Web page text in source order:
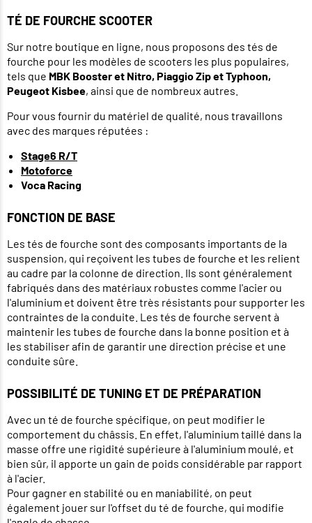
TÉ DE FOURCHE SCOOTER
Sur notre boutique en ligne, nous proposons des tés de
fourche pour les modèles de scooters les plus populaires,
tels que MBK Booster et Nitro, Piaggio Zip et Typhoon,
Peugeot Kisbee, ainsi que de nombreux autres.
Pour vous fournir du matériel de qualité, nous travaillons
avec des marques réputées :
Stage6 R/T
Motoforce
Voca Racing
FONCTION DE BASE
Les tés de fourche sont des composants importants de la
suspension, qui reçoivent les tubes de fourche et les relient
au cadre par la colonne de direction. Ils sont généralement
fabriqués dans des matériaux robustes comme l'acier ou
l'aluminium et doivent être très résistants pour supporter les
contraintes de la conduite. Les tés de fourche servent à
maintenir les tubes de fourche dans la bonne position et à
les stabiliser afin de garantir une direction précise et une
conduite sûre.
POSSIBILITÉ DE TUNING ET DE PRÉPARATION
Avec un té de fourche spécifique, on peut modifier le
comportement du châssis. En effet, l'aluminium taillé dans la
masse offre une rigidité supérieure à l'aluminium moulé, et
bien sûr, il apporte un gain de poids considérable par rapport
à l'acier.
Pour gagner en stabilité ou en maniabilité, on peut
également jouer sur l'offset du té de fourche, qui modifie